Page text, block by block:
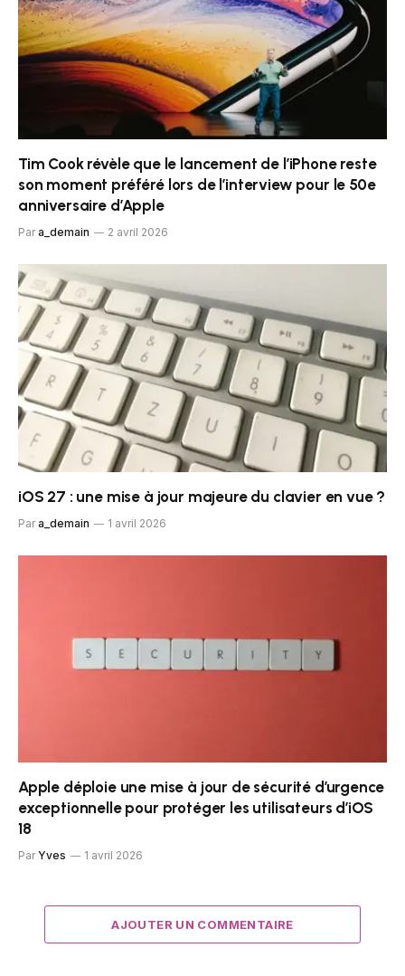
Tim Cook révèle que le lancement de l’iPhone reste
son moment préféré lors de l’interview pour le 50e
anniversaire d’Apple
Par a_demain 2 avril 2026
iOS 27 : une mise à jour majeure du clavier en vue ?
Par a_demain 1 avril 2026
Apple déploie une mise à jour de sécurité d’urgence
exceptionnelle pour protéger les utilisateurs d’iOS
18
Par Yves 1 avril 2026
AJOUTER UN COMMENTAIRE